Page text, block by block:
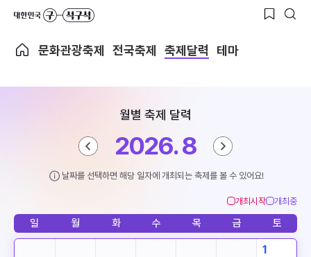
문화관광축제 전국축제 축제달력 테마
월별 축제 달력
2026. 8
날짜를 선택하면 해당 일자에 개최되는 축제를 볼 수 있어요!
개최시작 개최중
일 월 화 수 목 금 토
1